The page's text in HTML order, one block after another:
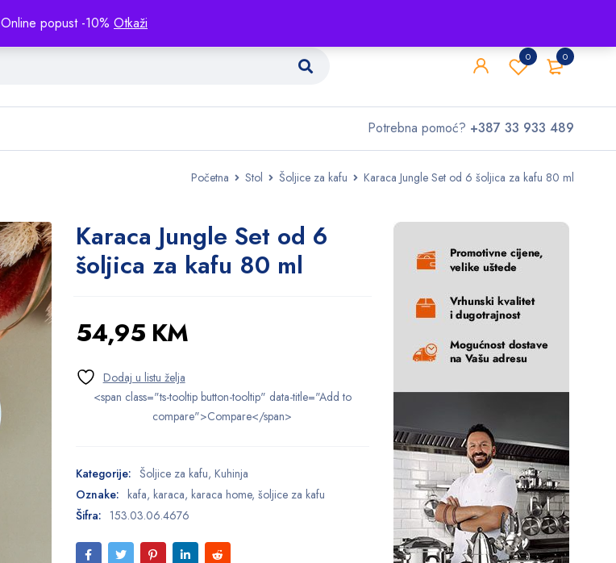
Online popust -10% Otkaži
0
0
Potrebna pomoć? +387 33 933 489
Početna Stol Šoljice za kafu Karaca Jungle Set od 6 šoljica za kafu 80 ml
Karaca Jungle Set od 6
šoljica za kafu 80 ml
54,95 KM
<span class="ts-tooltip button-tooltip" data-title="Add to
compare">Compare</span>
Kategorije: Šoljice za kafu, Kuhinja
Oznake: kafa, karaca, karaca home, šoljice za kafu
Šifra: 153.03.06.4676